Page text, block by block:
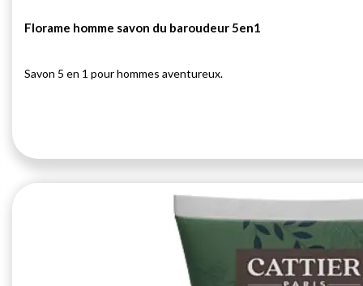
Florame homme savon du baroudeur 5en1
Savon 5 en 1 pour hommes aventureux.